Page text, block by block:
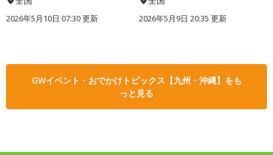
2026年5月10日 07:30 更新 2026年5月9日 20:35 更新
GWイベント・おでかけトピックス【九州・沖縄】をも
っと見る